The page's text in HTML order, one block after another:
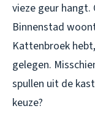
vieze geur hangt.
Binnenstad
Kattenbroek
gelegen.
spullen uit de
keuze?